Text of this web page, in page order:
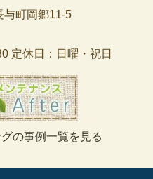
与町岡郷11-5
定休日：日曜・祝日
の事例一覧を見る